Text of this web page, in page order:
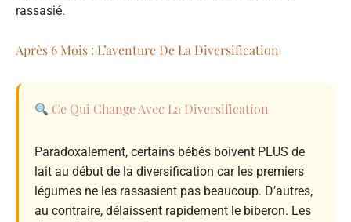
rassasié.
Après 6 Mois : L’aventure De La Diversification
Ce Qui Change Avec La Diversification
Paradoxalement, certains bébés boivent PLUS de
lait au début de la diversification car les premiers
légumes ne les rassasient pas beaucoup. D’autres,
au contraire, délaissent rapidement le biberon. Les